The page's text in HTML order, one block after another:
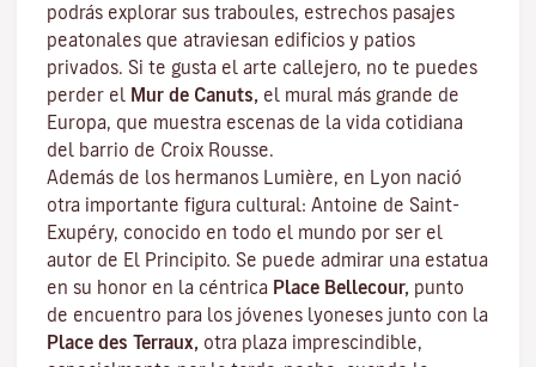
podrás explorar sus traboules, estrechos pasajes
peatonales que atraviesan edificios y patios
privados. Si te gusta el arte callejero, no te puedes
perder el Mur de Canuts, el mural más grande de
Europa, que muestra escenas de la vida cotidiana
del barrio de Croix Rousse.
Además de los hermanos Lumière, en Lyon nació
otra importante figura cultural: Antoine de Saint-
Exupéry, conocido en todo el mundo por ser el
autor de El Principito. Se puede admirar una estatua
en su honor en la céntrica Place Bellecour, punto
de encuentro para los jóvenes lyoneses junto con la
Place des Terraux, otra plaza imprescindible,